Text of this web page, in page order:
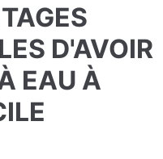
D'AVOIR
EAU À